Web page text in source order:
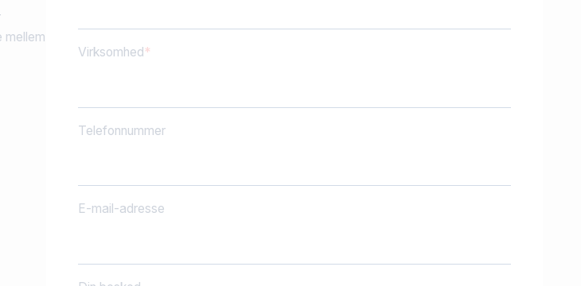
mellem
Virksomhed
Telefonnummer
E-mail-adresse